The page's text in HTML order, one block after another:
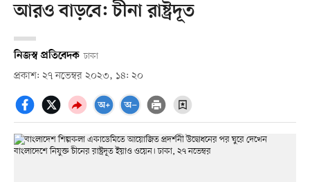
আরও বাড়বে: চীনা রাষ্ট্রদূত
নিজস্ব প্রতিবেদক ঢাকা
প্রকাশ: ২৭ নভেম্বর ২০২৩, ১৪: ২০